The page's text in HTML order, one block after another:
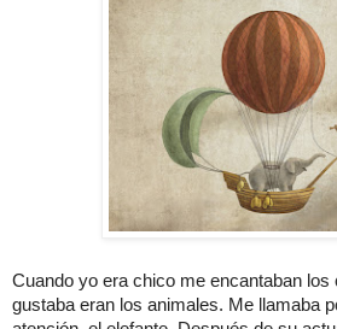
Cuando yo era chico me encantaban
gustaba eran los animales. Me llamaba